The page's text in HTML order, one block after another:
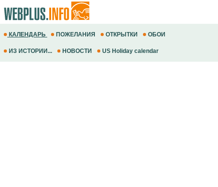
КАЛЕНДАРЬ ПОЖЕЛАНИЯ ОТКРЫТКИ ОБОИ
ИЗ ИСТОРИИ... НОВОСТИ US Holiday calendar